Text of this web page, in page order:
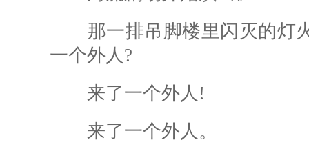
那一排吊脚楼里闪灭的灯
一个外人?
来了一个外人!
来了一个外人。